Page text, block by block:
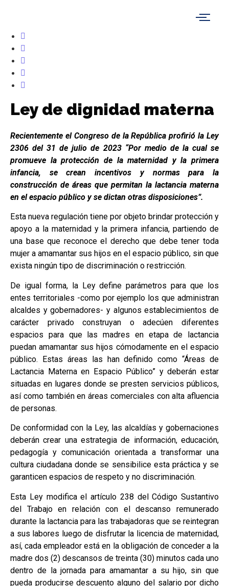
Ley de dignidad materna
Recientemente el Congreso de la República profirió la Ley
2306 del 31 de julio de 2023 “Por medio de la cual se
promueve la protección de la maternidad y la primera
infancia, se crean incentivos y normas para la
construcción de áreas que permitan la lactancia materna
en el espacio público y se dictan otras disposiciones”.
Esta nueva regulación tiene por objeto brindar protección y
apoyo a la maternidad y la primera infancia, partiendo de
una base que reconoce el derecho que debe tener toda
mujer a amamantar sus hijos en el espacio público, sin que
exista ningún tipo de discriminación o restricción.
De igual forma, la Ley define parámetros para que los
entes territoriales -como por ejemplo los que administran
alcaldes y gobernadores- y algunos establecimientos de
carácter privado construyan o adecúen diferentes
espacios para que las madres en etapa de lactancia
puedan amamantar sus hijos cómodamente en el espacio
público. Estas áreas las han definido como “Áreas de
Lactancia Materna en Espacio Público” y deberán estar
situadas en lugares donde se presten servicios públicos,
así como también en áreas comerciales con alta afluencia
de personas.
De conformidad con la Ley, las alcaldías y gobernaciones
deberán crear una estrategia de información, educación,
pedagogía y comunicación orientada a transformar una
cultura ciudadana donde se sensibilice esta práctica y se
garanticen espacios de respeto y no discriminación.
Esta Ley modifica el artículo 238 del Código Sustantivo
del Trabajo en relación con el descanso remunerado
durante la lactancia para las trabajadoras que se reintegran
a sus labores luego de disfrutar la licencia de maternidad,
así, cada empleador está en la obligación de conceder a la
madre dos (2) descansos de treinta (30) minutos cada uno
dentro de la jornada para amamantar a su hijo, sin que
pueda producirse descuento alguno del salario por dicho